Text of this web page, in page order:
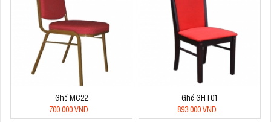
Ghế MC22
700.000 VNĐ
Ghế GHT01
893.000 VNĐ